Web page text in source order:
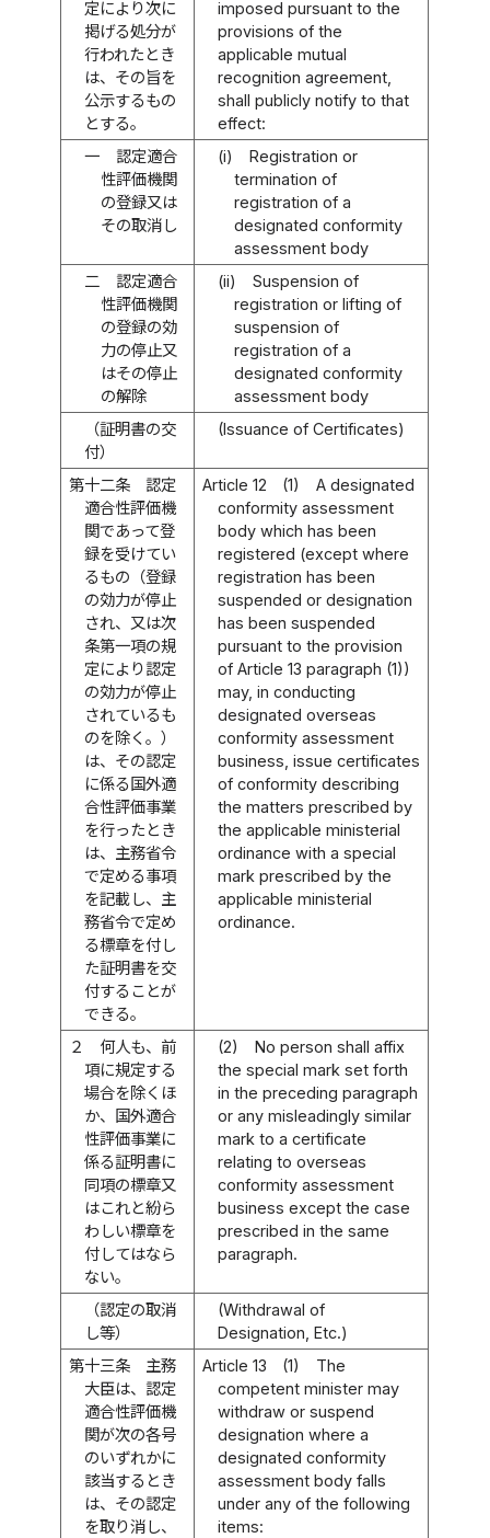
定により次に
掲げる処分が
行われたとき
は、その旨を
公示するもの
とする。
imposed pursuant to the
provisions of the
applicable mutual
recognition agreement,
shall publicly notify to that
effect:
一
認定適合
性評価機関
の登録又は
その取消し
(i)
Registration or
termination of
registration of a
designated conformity
assessment body
二
認定適合
性評価機関
の登録の効
力の停止又
はその停止
の解除
(ii)
Suspension of
registration or lifting of
suspension of
registration of a
designated conformity
assessment body
（証明書の交
付）
(Issuance of Certificates)
第十二条
認定
適合性評価機
関であって登
録を受けてい
るもの（登録
の効力が停止
され、又は次
条第一項の規
定により認定
の効力が停止
されているも
のを除く。）
は、その認定
に係る国外適
合性評価事業
を行ったとき
は、主務省令
で定める事項
を記載し、主
務省令で定め
る標章を付し
た証明書を交
付することが
できる。
Article 12 (1)
A designated
conformity assessment
body which has been
registered (except where
registration has been
suspended or designation
has been suspended
pursuant to the provision
of Article 13 paragraph (1))
may, in conducting
designated overseas
conformity assessment
business, issue certificates
of conformity describing
the matters prescribed by
the applicable ministerial
ordinance with a special
mark prescribed by the
applicable ministerial
ordinance.
２
何人も、前
項に規定する
場合を除くほ
か、国外適合
性評価事業に
係る証明書に
同項の標章又
はこれと紛ら
わしい標章を
付してはなら
ない。
(2)
No person shall affix
the special mark set forth
in the preceding paragraph
or any misleadingly similar
mark to a certificate
relating to overseas
conformity assessment
business except the case
prescribed in the same
paragraph.
（認定の取消
し等）
(Withdrawal of
Designation, Etc.)
第十三条
主務
大臣は、認定
適合性評価機
関が次の各号
のいずれかに
該当するとき
は、その認定
を取り消し、
Article 13 (1)
The
competent minister may
withdraw or suspend
designation where a
designated conformity
assessment body falls
under any of the following
items: